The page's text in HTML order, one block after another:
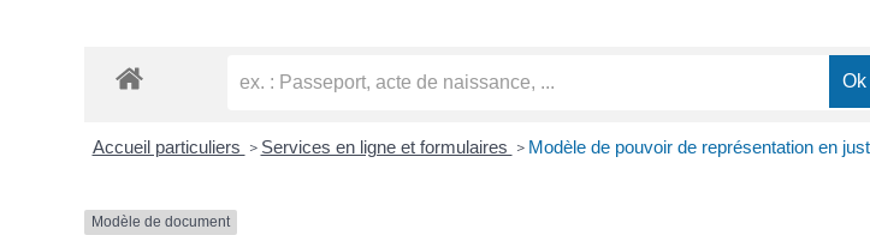
Accueil particuliers > Services en ligne et formulaires > Modèle de pouvoir de représentation en
Modèle de document